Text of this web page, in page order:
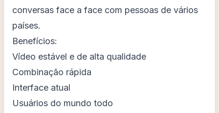
conversas face a face com pessoas de vários
países.
Benefícios:
Vídeo estável e de alta qualidade
Combinação rápida
Interface atual
Usuários do mundo todo